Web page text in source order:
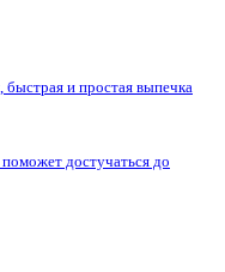
и простая выпечка
достучаться до